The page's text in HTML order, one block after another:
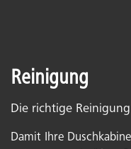
Reinigung
Die richtige
Damit Ihre